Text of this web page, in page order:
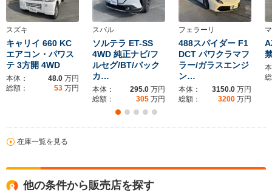
スズキ
キャリイ 660 KC
エアコン・パワス
テ 3方開 4WD
本体： 48.0 万円
総額：
53 万円
スバル
ソルテラ ET-SS
4WD 純正ナビ/フ
ルセグ/BT/バック
カ…
本体： 295.0 万円
総額：
305 万円
フェラーリ
488スパイダー F1
DCT パワクラマフ
ラー/ガラスエンジ
ン…
本体： 3150.0 万円
総額：
3200 万円
在庫一覧を見る
他の条件から販売店を探す